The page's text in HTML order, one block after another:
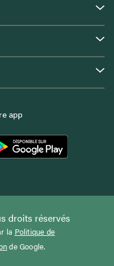
app
droits réservés
la Politique de
de Google.